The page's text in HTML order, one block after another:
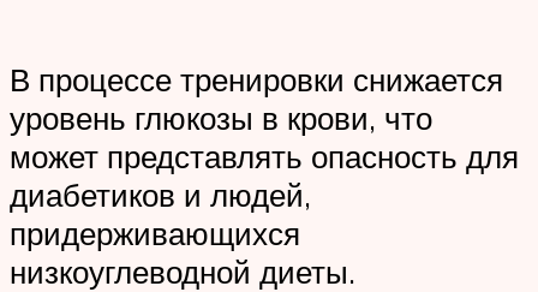
В процессе тренировки снижается
уровень глюкозы в крови, что
может представлять опасность для
диабетиков и людей,
придерживающихся
низкоуглеводной диеты.